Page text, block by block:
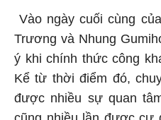
Vào ngày cuối cùng
Trương và Nhung
ý khi chính thức công
Kể từ thời điểm đó,
được nhiều sự quan